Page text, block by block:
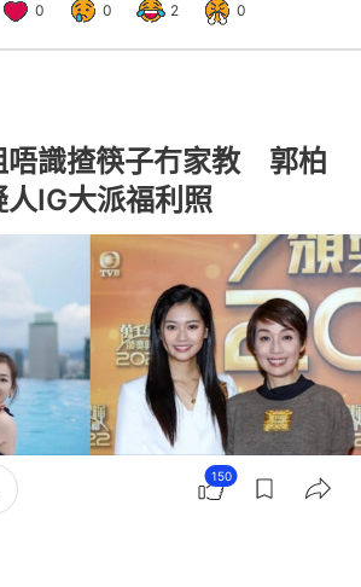
0 0 2 0
唔識揸筷子冇家教 郭柏
IG大派福利照
150